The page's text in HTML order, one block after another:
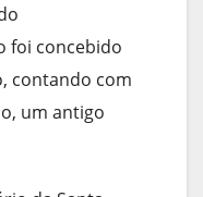
foi concebido
contando com
um antigo